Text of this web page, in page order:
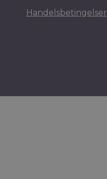
Handelsbetingelser